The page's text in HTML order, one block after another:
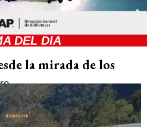
DEL DIA
la mirada de los